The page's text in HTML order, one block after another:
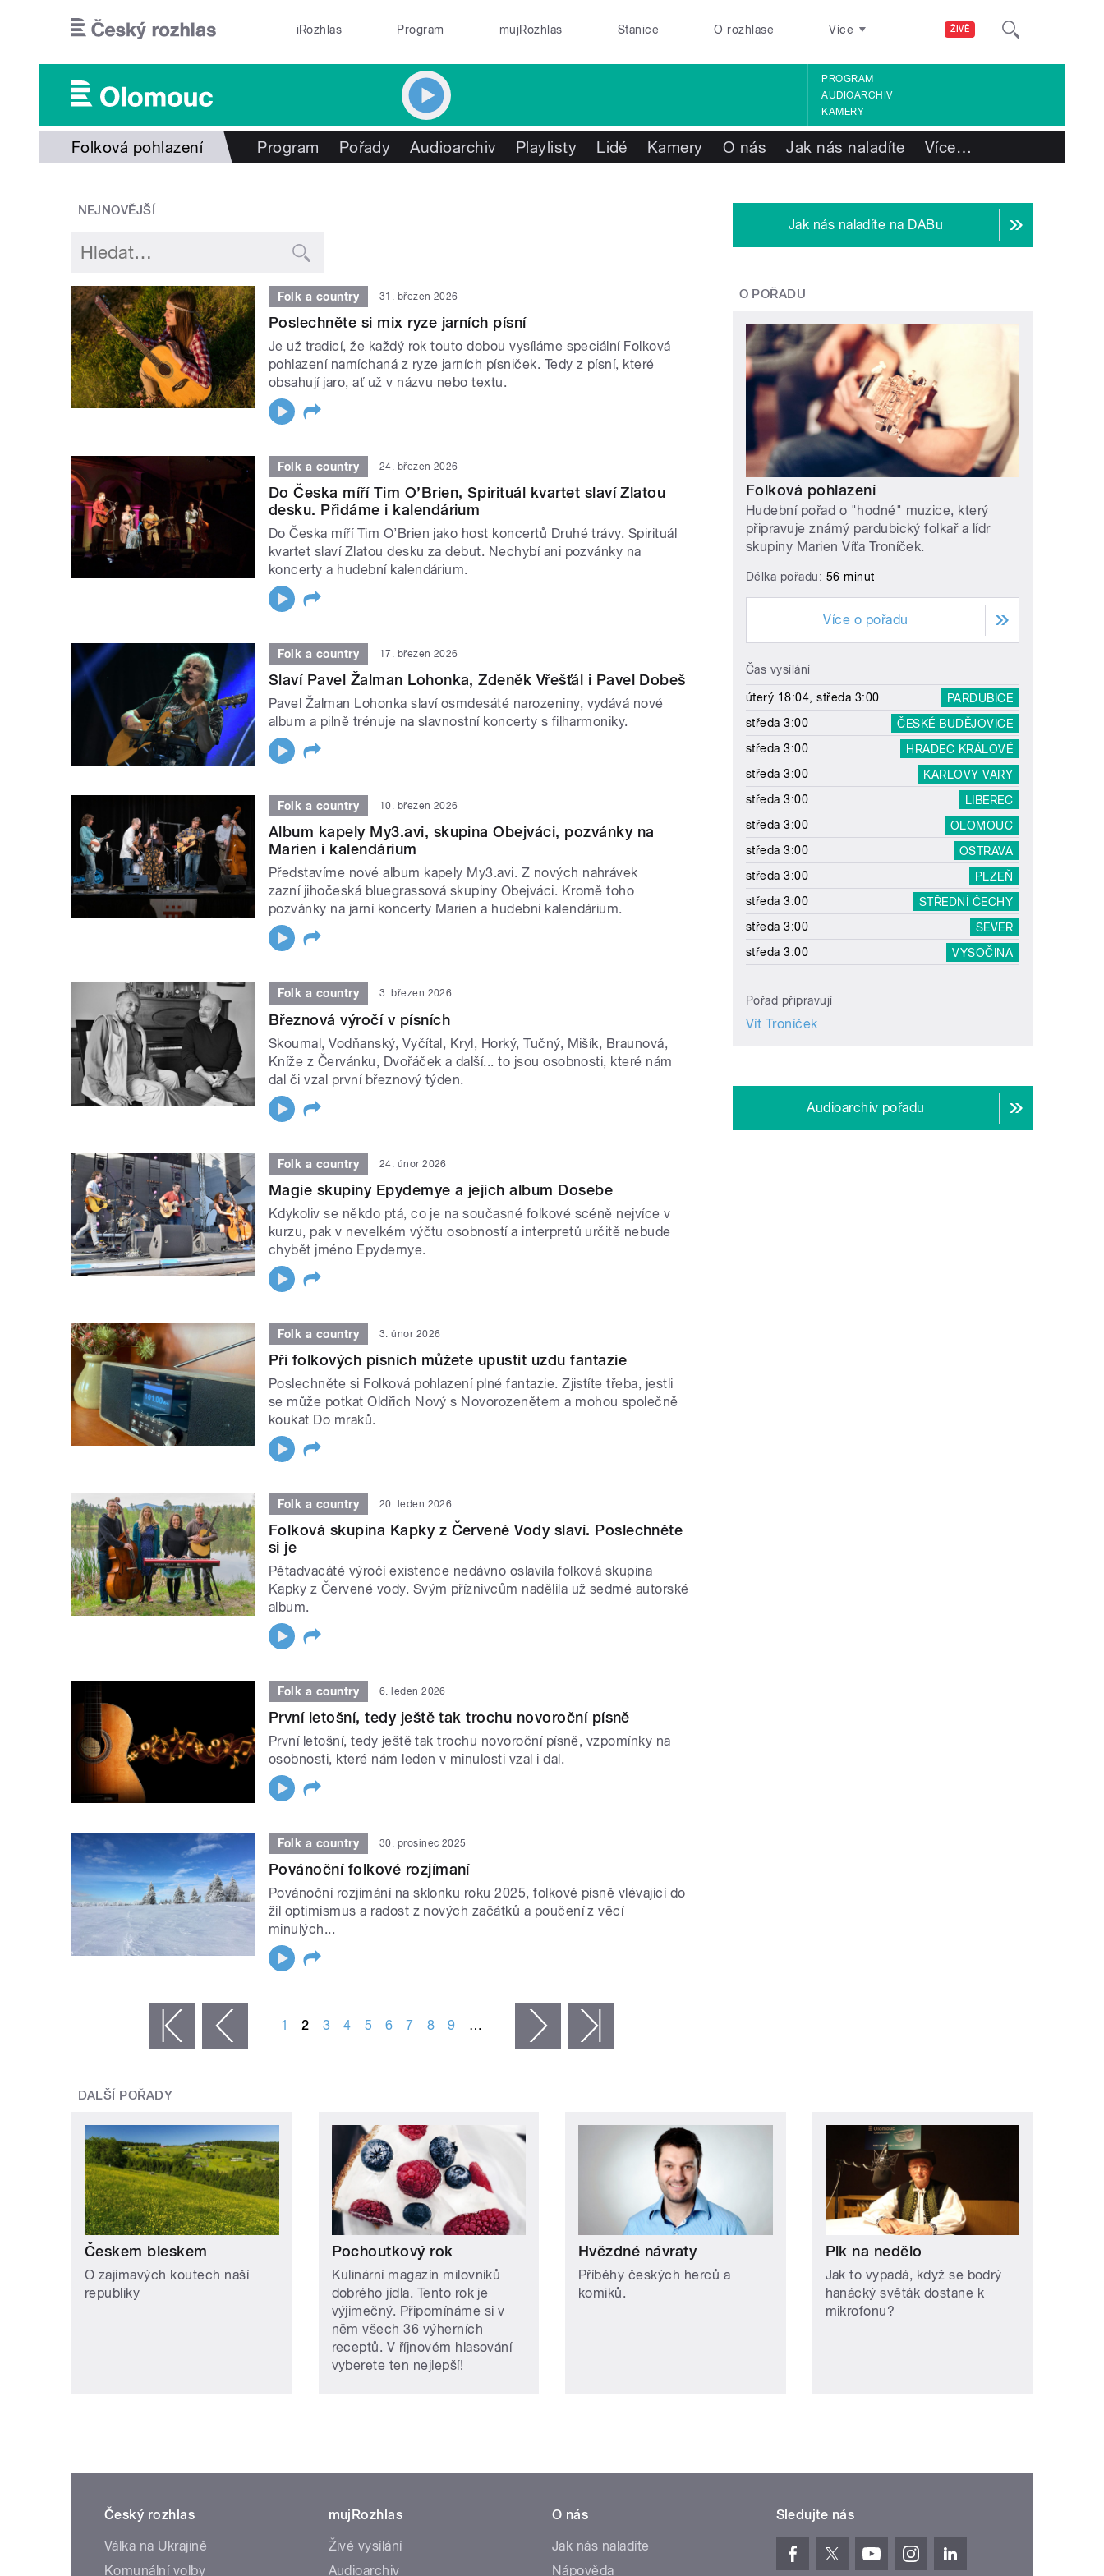
ŽIVĚ
iRozhlas Program mujRozhlas Stanice O rozhlase Více
PROGRAM
AUDIOARCHIV
KAMERY
Folková pohlazení Program Pořady Audioarchiv Playlisty Lidé Kamery O nás Jak nás naladíte Více…
NEJNOVĚJŠÍ
Folk a country 31. březen 2026
Poslechněte si mix ryze jarních písní
Je už tradicí, že každý rok touto dobou vysíláme speciální Folková
pohlazení namíchaná z ryze jarních písniček. Tedy z písní, které
obsahují jaro, ať už v názvu nebo textu.
Folk a country 24. březen 2026
Do Česka míří Tim O’Brien, Spirituál kvartet slaví Zlatou
desku. Přidáme i kalendárium
Do Česka míří Tim O’Brien jako host koncertů Druhé trávy. Spirituál
kvartet slaví Zlatou desku za debut. Nechybí ani pozvánky na
koncerty a hudební kalendárium.
Folk a country 17. březen 2026
Slaví Pavel Žalman Lohonka, Zdeněk Vřešťál i Pavel Dobeš
Pavel Žalman Lohonka slaví osmdesáté narozeniny, vydává nové
album a pilně trénuje na slavnostní koncerty s filharmoniky.
Folk a country 10. březen 2026
Album kapely My3.avi, skupina Obejváci, pozvánky na
Marien i kalendárium
Představíme nové album kapely My3.avi. Z nových nahrávek
zazní jihočeská bluegrassová skupiny Obejváci. Kromě toho
pozvánky na jarní koncerty Marien a hudební kalendárium.
Folk a country 3. březen 2026
Březnová výročí v písních
Skoumal, Vodňanský, Vyčítal, Kryl, Horký, Tučný, Mišík, Braunová,
Kníže z Červánku, Dvořáček a další... to jsou osobnosti, které nám
dal či vzal první březnový týden.
Folk a country 24. únor 2026
Magie skupiny Epydemye a jejich album Dosebe
Kdykoliv se někdo ptá, co je na současné folkové scéně nejvíce v
kurzu, pak v nevelkém výčtu osobností a interpretů určitě nebude
chybět jméno Epydemye.
Folk a country 3. únor 2026
Při folkových písních můžete upustit uzdu fantazie
Poslechněte si Folková pohlazení plné fantazie. Zjistíte třeba, jestli
se může potkat Oldřich Nový s Novorozenětem a mohou společně
koukat Do mraků.
Folk a country 20. leden 2026
Folková skupina Kapky z Červené Vody slaví. Poslechněte
si je
Pětadvacáté výročí existence nedávno oslavila folková skupina
Kapky z Červené vody. Svým příznivcům nadělila už sedmé autorské
album.
Folk a country 6. leden 2026
První letošní, tedy ještě tak trochu novoroční písně
První letošní, tedy ještě tak trochu novoroční písně, vzpomínky na
osobnosti, které nám leden v minulosti vzal i dal.
Folk a country 30. prosinec 2025
Povánoční folkové rozjímaní
Povánoční rozjímání na sklonku roku 2025, folkové písně vlévající do
žil optimismus a radost z nových začátků a poučení z věcí
minulých...
‹ předchozí 1 2 3 4 5 6 7 8 9 … následující ›
Jak nás naladíte na DABu
O POŘADU
Folková pohlazení
Hudební pořad o "hodné" muzice, který
připravuje známý pardubický folkař a lídr
skupiny Marien Víťa Troníček.
Délka pořadu: 56 minut
Více o pořadu
Čas vysílání
úterý 18:04, středa 3:00
PARDUBICE
středa 3:00
ČESKÉ BUDĚJOVICE
středa 3:00
HRADEC KRÁLOVÉ
středa 3:00
KARLOVY VARY
středa 3:00
LIBEREC
středa 3:00
OLOMOUC
středa 3:00
OSTRAVA
středa 3:00
PLZEŇ
středa 3:00
STŘEDNÍ ČECHY
středa 3:00
SEVER
středa 3:00
VYSOČINA
Pořad připravují
Vít Troníček
Audioarchiv pořadu
DALŠÍ POŘADY
Českem bleskem
O zajímavých koutech naší
republiky
Pochoutkový rok
Kulinární magazín milovníků
dobrého jídla. Tento rok je
výjimečný. Připomínáme si v
něm všech 36 výherních
receptů. V říjnovém hlasování
vyberete ten nejlepší!
Hvězdné návraty
Příběhy českých herců a
komiků.
Plk na nedělo
Jak to vypadá, když se bodrý
hanácký světák dostane k
mikrofonu?
Český rozhlas
Válka na Ukrajině
Komunální volby
mujRozhlas
Živé vysílání
Audioarchiv
O nás
Jak nás naladíte
Nápověda
Sledujte nás